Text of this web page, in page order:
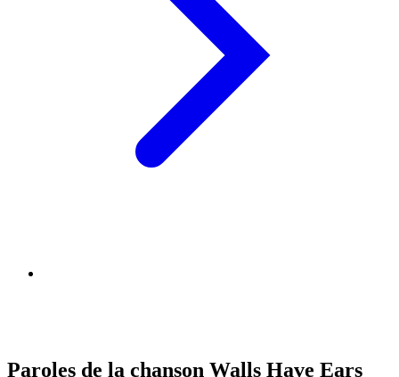
Paroles de la chanson Walls Have Ears